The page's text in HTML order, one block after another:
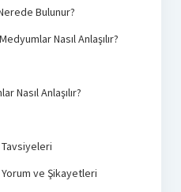
Bulunur?
Nasıl Anlaşılır?
Nasıl Anlaşılır?
ve Şikayetleri